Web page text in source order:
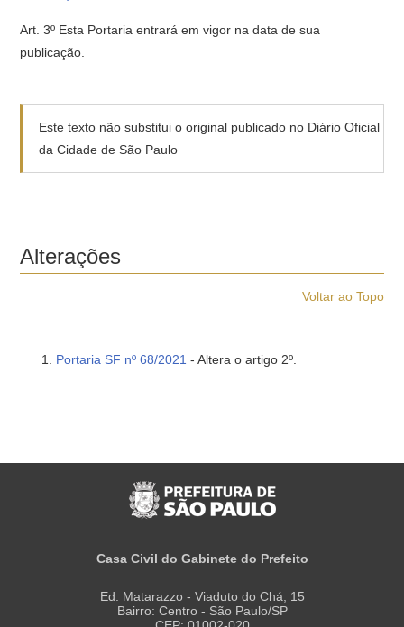
Art. 3º Esta Portaria entrará em vigor na data de sua
publicação.
Este texto não substitui o original publicado no Diário Oficial
da Cidade de São Paulo
Alterações
Voltar ao Topo
Portaria SF nº 68/2021 - Altera o artigo 2º.
Casa Civil do Gabinete do Prefeito
Ed. Matarazzo - Viaduto do Chá, 15
Bairro: Centro - São Paulo/SP